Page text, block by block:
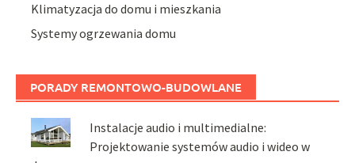
Klimatyzacja do domu i mieszkania
Systemy ogrzewania domu
PORADY REMONTOWO-BUDOWLANE
Instalacje audio i multimedialne:
Projektowanie systemów audio i wideo w